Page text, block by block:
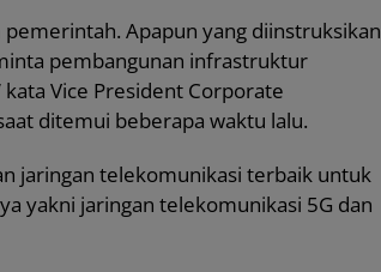
Apapun yang diinstruksikan
pembangunan infrastruktur
Vice President Corporate
ditemui beberapa waktu lalu.
jaringan telekomunikasi terbaik untuk
yakni jaringan telekomunikasi 5G dan